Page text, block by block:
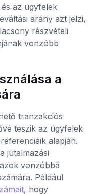
az ügyfelek
arány azt jelzi,
részvételi
vonzóbb
a
tranzakciós
teszik az ügyfelek
alapján.
jutalmazási
vonzóbbá
Például
, hogy